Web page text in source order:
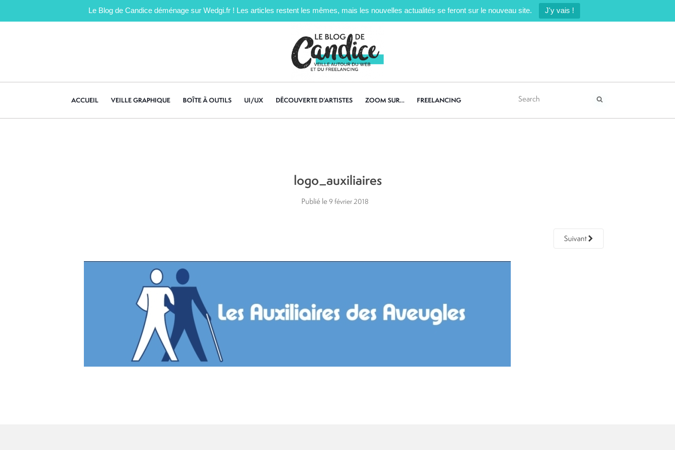
Le Blog de Candice déménage sur Wedgi.fr ! Les articles restent les mêmes, mais les nouvelles actualités se feront sur le nouveau site. J'y vais !
ACCUEIL VEILLE GRAPHIQUE BOÎTE À OUTILS UI/UX DÉCOUVERTE D’ARTISTES ZOOM SUR… FREELANCING
logo_auxiliaires
Publié le 9 février 2018
Suivant